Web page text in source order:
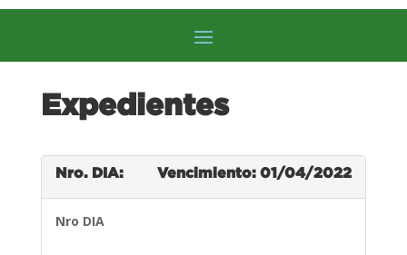
Expedientes
Nro. DIA: Vencimiento: 01/04/2022
Nro DIA